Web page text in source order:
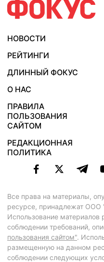
НОВОСТИ
РЕЙТИНГИ
ДЛИННЫЙ ФОКУС
О НАС
ПРАВИЛА
ПОЛЬЗОВАНИЯ
САЙТОМ
РЕДАКЦИОННАЯ
ПОЛИТИКА
Все права на материалы,
ресурсе, принадлежат
Использование материалов
соблюдении требований,
пользования сайтом".
размещенную на данном
соблюдении следующих